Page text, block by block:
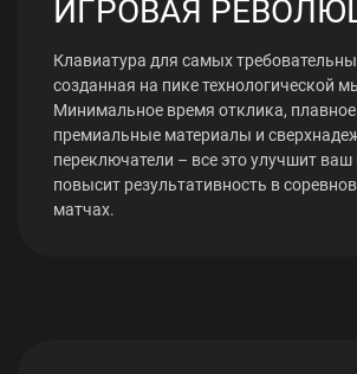
ИГРОВАЯ
Клавиатура для самых
созданная на пике технологической
Минимальное время отклика,
премиальные материалы и
переключатели – все это улучшит
повысит результативность в
матчах.